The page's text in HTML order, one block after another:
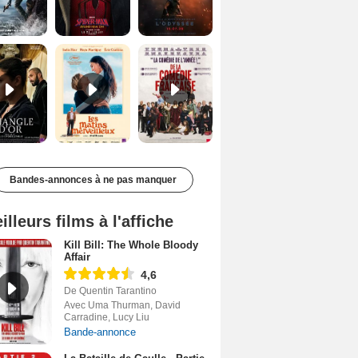
Le Triangle d'or Bande-annonce VF De la Comédie-Française Teaser VF
Bandes-annonces à ne pas manquer
films à l'affiche
Kill Bill: The Whole Bloody
Affair
4,6
De Quentin Tarantino
Avec Uma Thurman, David
Carradine, Lucy Liu
Bande-annonce